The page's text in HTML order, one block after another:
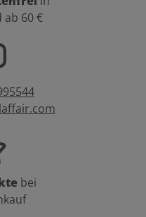
ab 60 €
bei